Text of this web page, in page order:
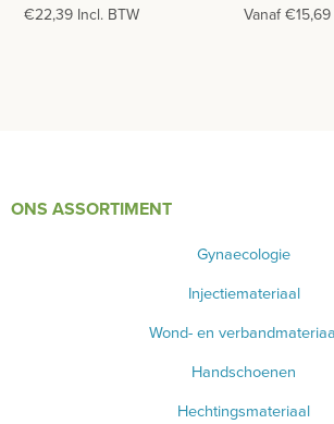
ANATOMISCHE MODELLEN
INSTRUMENTEN - INOX GERIEF
TWEEDEHANDS - LIQUIDATIE
FILTER OP MERK
€22,39 Incl. BTW Vanaf
ONS ASSORTIMENT
Gynaecologie
Injectiemateriaal
Wond- en
Handschoenen
Hechtingsmateriaal